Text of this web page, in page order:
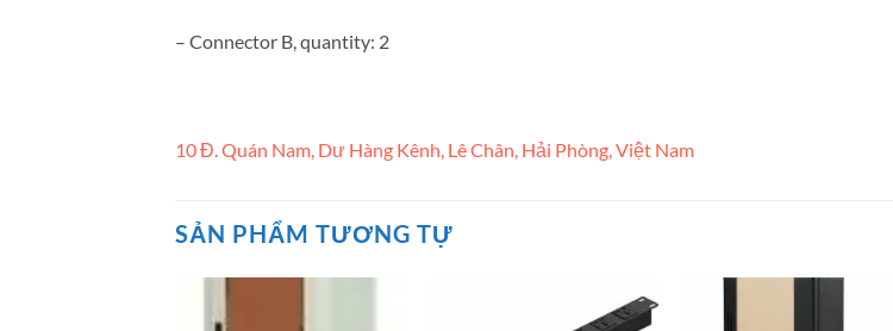
– Connector B, quantity: 2
10 Đ. Quán Nam, Dư Hàng Kênh, Lê Chân, Hải Phòng, Việt Nam
SẢN PHẨM TƯƠNG TỰ